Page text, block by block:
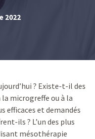
2022
? Existe-t-il des
microgreffe ou à la
efficaces et demandés
ils ? L’un des plus
mésothérapie